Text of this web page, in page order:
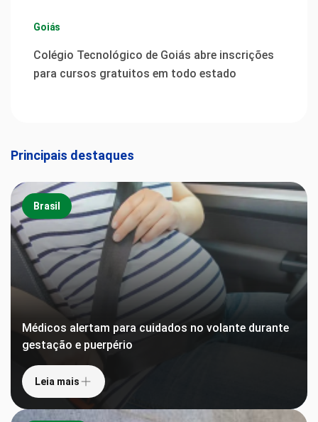
Goiás
Colégio Tecnológico de Goiás abre inscrições
para cursos gratuitos em todo estado
Principais destaques
Brasil
Médicos alertam para cuidados no volante durante
gestação e puerpério
Leia mais